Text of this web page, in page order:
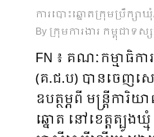
ការបោះឆ្នោតក្រុមប្រឹក្ស
By ក្រុមការងារ កម្ពុជាទស្ស
FN ៖ គណៈកម្មាធិក
(គ.ជ.ប) បានចេញសេច
ឧបត្ថម្ភពី​ មន្រ្តីកា
ឆ្នោត នៅខេត្តត្បូង